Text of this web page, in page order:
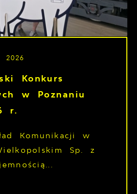
Konkurs
w Poznaniu
r.
Komunikacji w
Sp. z